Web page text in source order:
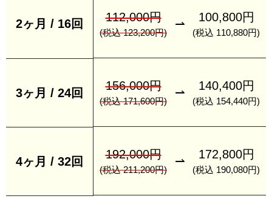
2ヶ月 / 16回 112,000円
(税込 123,200円)
⇀ 100,800円
(税込 110,880円)
3ヶ月 / 24回
156,000円
(税込 171,600円)
⇀ 140,400円
(税込 154,440円)
4ヶ月 / 32回
192,000円
(税込 211,200円)
⇀ 172,800円
(税込 190,080円)